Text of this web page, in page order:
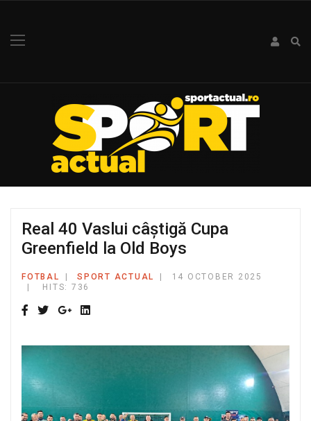
Real 40 Vaslui câștigă Cupa
Greenfield la Old Boys
FOTBAL SPORT ACTUAL
14 OCTOBER 2025
HITS: 736